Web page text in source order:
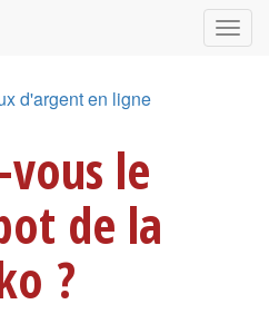
d'argent en ligne
vous le
de la
?